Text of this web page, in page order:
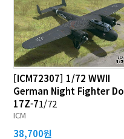
[ICM72307] 1/72 WWII
German Night Fighter Do
17Z-71/72
ICM
38,700원